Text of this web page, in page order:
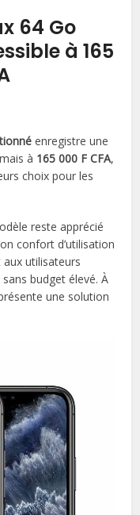
64 Go
à 165
enregistre une
à 165 000 F CFA,
choix pour les
reste apprécié
confort d’utilisation
utilisateurs
budget élevé. À
une solution